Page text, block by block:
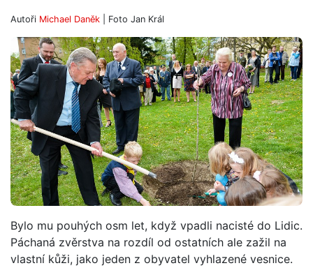
Autoři Michael Daněk | Foto Jan Král
Bylo mu pouhých osm let, když vpadli nacisté do Lidic.
Páchaná zvěrstva na rozdíl od ostatních ale zažil na
vlastní kůži, jako jeden z obyvatel vyhlazené vesnice.